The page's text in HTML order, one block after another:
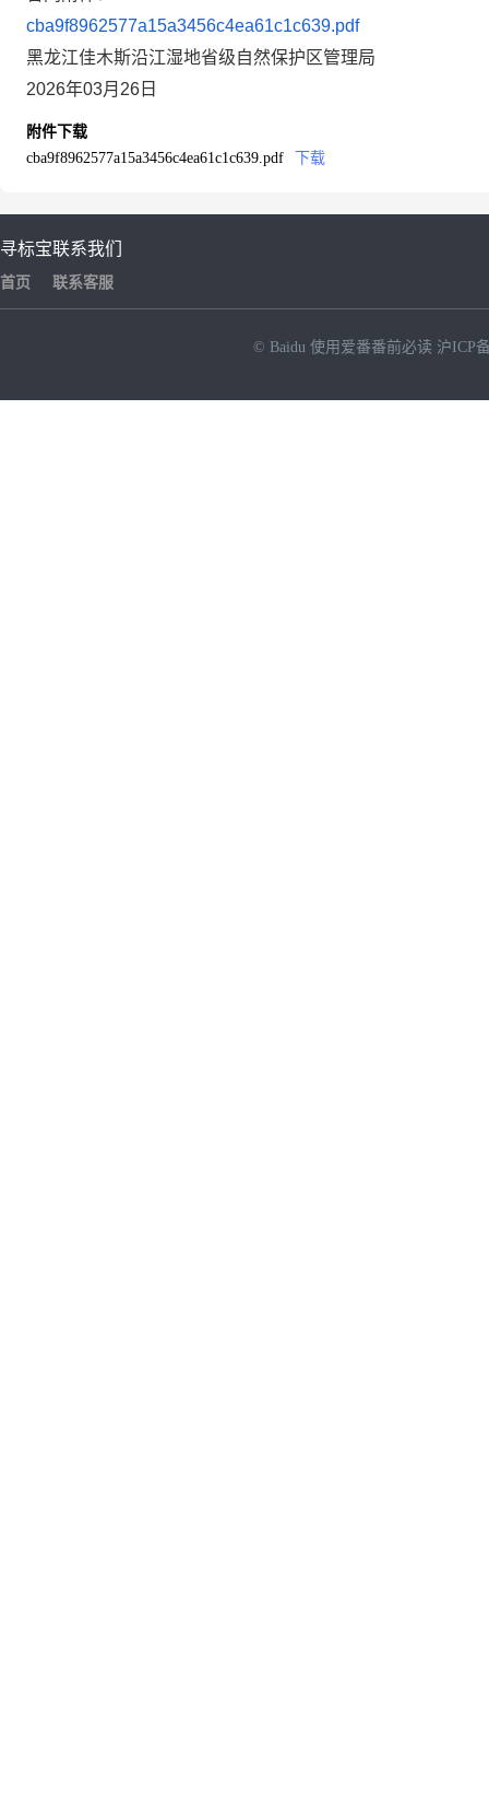
cba9f8962577a15a3456c4ea61c1c639.pdf
黑龙江佳木斯沿江湿地省级自然保护区管理局
2026年03月26日
附件下载
cba9f8962577a15a3456c4ea61c1c639.pdf
下载
寻标宝
首页
联系我们
联系客服
© Baidu 使用爱番番前必读 沪ICP